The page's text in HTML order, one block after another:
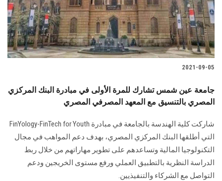
2021-09-05
جامعة عين شمس تشارك للمرة الأولى في مبادرة البنك المركزي
المصري بالتنسيق مع المعهد المصرفي المصري
شاركت كلية الهندسة بالجامعة في مبادرة FinYology-FinTech for Youth
التي أطلقها البنك المركزي المصري، بهدف دعم المواهب في مجال
التكنولوجيا المالية وتساعدهم على تطوير مهاراتهم من خلال ربط
الدراسة النظرية بالتطبيق العملي ورفع مستوى الخريجين ودعم
التواصل مع الشركاء والتنفيذيين.